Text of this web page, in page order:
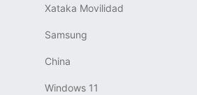
Xataka Movilidad
Samsung
China
Windows 11